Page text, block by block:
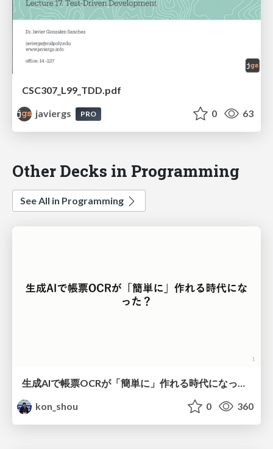
CSC307_L99_TDD.pdf
javiergs
PRO 0 63
Other Decks in Programming
See All in Programming
kon_shou
0 360